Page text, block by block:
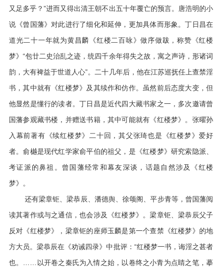
又足多乎？”进而又得出清王朝不出五十年覆亡的预言。唐浩明的小
说《曾国藩》对此进行了细化和延伸，更加具体而形象。丁日昌在
道光二十一年就为黄昌麟《红楼二百咏》做序做跋，称赞《红楼
梦》“包廿二史治乱之迹，统四千余年得失之故，寓之声诗，形诸词
韵，大有裨益于世道人心”。二十几年后，他在江苏巡抚任上查禁淫
书，其中就有《红楼梦》及其续作和仿作。虽然前后态度大变，但
他显然是懂行的读者。丁日昌是近代四大藏书家之一，多次邀请曾
国藩参观藏书楼，并赠送书籍，其中可能就有《红楼梦》。张曜孙
入幕前著有《续红楼梦》二十回，其父张琦也是《红楼梦》爱好
者。俞樾是现代红学家俞平伯的祖父，是《红楼梦》研究索隐派、
考证派的鼻祖。曾国藩经常和幕友深谈，话题自然涉及《红楼
梦》。
还有梁章钜、梁恭辰、潘德舆、徐颂阁、平步青等，曾国藩阅
读其著作或与之通信，也会涉及《红楼梦》。梁章钜、梁恭辰父子
反对《红楼梦》，梁章钜的座师玉麟是第一个查禁《红楼梦》的地
方大员。梁恭辰在《劝诫四录》中批评：“红楼梦一书，诲淫之甚者
也。……以开卷之秦氏为入情之始，以卷终之小青为点睛之笔，摹